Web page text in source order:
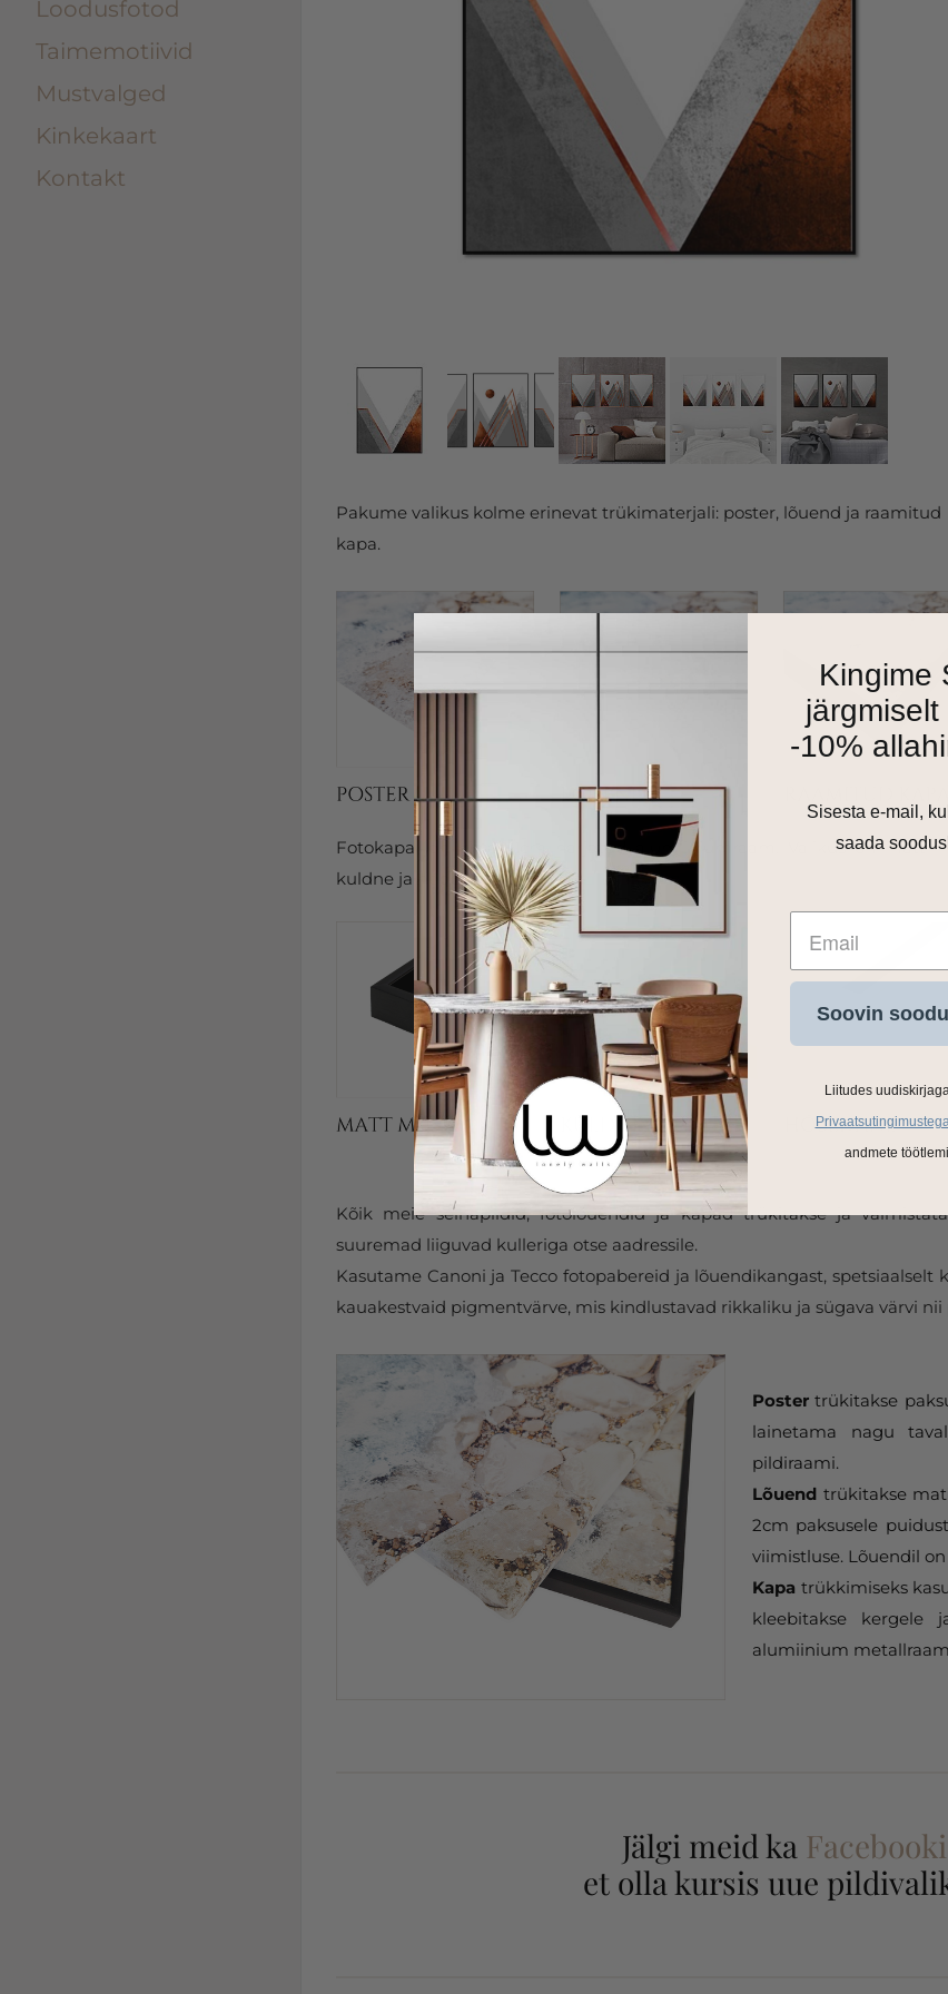
Loodusfotod
Taimemotiivid
Mustvalged
Kinkekaart
Kontakt
Pakume valikus kolme erinevat trükimaterjali: poster, lõuend ja raamitud
kapa.
Fotokapal on kitsas 1cm harjatud alumiiniumraam. Valikus on matt
kuldne ja hõbedane toon.
Kõik meie seinapildid, fotolõuendid ja kapad trükitakse ja
suuremad liiguvad kulleriga otse aadressile.
Kasutame Canoni ja Tecco fotopabereid ja lõuendikangast,
kauakestvaid pigmentvärve, mis kindlustavad rikkaliku ja sügava värvi
Poster trükitakse
lainetama nagu
pildiraami.
Lõuend trükitakse
2cm paksusele
viimistluse. Lõuendil
Kapa trükkimiseks
kleebitakse kergele
alumiinium
Jälgi meid ka
et olla kursis uue
Kingime
-10%
Sisesta e-mail,
saada
Soovin
Liitudes
andmete